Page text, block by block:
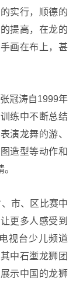
实行，顺德的
提高，在龙的
画在布上，甚
冠涛自1999年
练中不断总结
演龙舞的游、
造型等动作和
市、区比赛中
更多人感受到
视台少儿频道
中石壍龙狮团
示中国的龙狮